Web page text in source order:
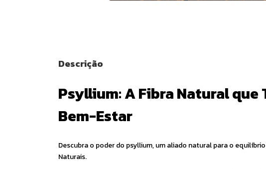
Descrição
Psyllium: A Fibra Natural
Bem-Estar
Descubra o poder do psyllium, um aliado natural para o
Naturais.